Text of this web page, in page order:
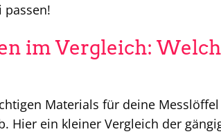
passen!
im Vergleich:
Materials für deine
Hier ein kleiner Vergleich der